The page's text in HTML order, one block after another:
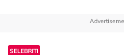
SELEBRITI